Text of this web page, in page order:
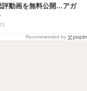
評動画を無料公開…アガ
Recommended by